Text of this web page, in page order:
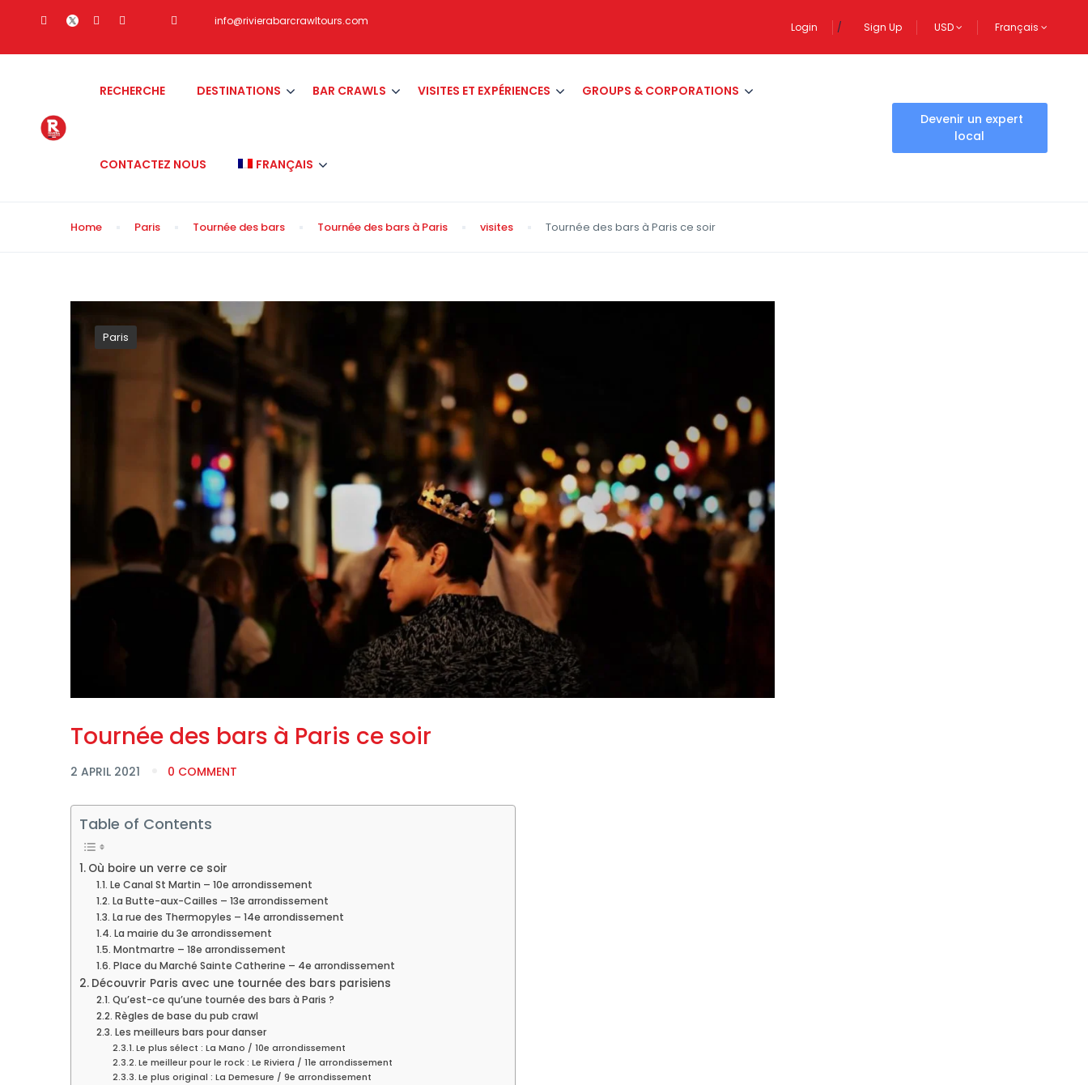
info@rivierabarcrawltours.com Login Sign Up USD Français
RECHERCHE DESTINATIONS BAR CRAWLS VISITES ET EXPÉRIENCES GROUPS & CORPORATIONS
CONTACTEZ NOUS FRANÇAIS
Devenir un expert
local
Home Paris Tournée des bars Tournée des bars à Paris visites Tournée des bars à Paris ce soir
Paris
Tournée des bars à Paris ce soir
2 APRIL 2021 0 COMMENT
Table of Contents
Où boire un verre ce soir
Le Canal St Martin – 10e arrondissement
La Butte-aux-Cailles – 13e arrondissement
La rue des Thermopyles – 14e arrondissement
La mairie du 3e arrondissement
Montmartre – 18e arrondissement
Place du Marché Sainte Catherine – 4e arrondissement
Découvrir Paris avec une tournée des bars parisiens
Qu’est-ce qu’une tournée des bars à Paris ?
Règles de base du pub crawl
Les meilleurs bars pour danser
Le plus sélect : La Mano / 10e arrondissement
Le meilleur pour le rock : Le Riviera / 11e arrondissement
Le plus original : La Demesure / 9e arrondissement